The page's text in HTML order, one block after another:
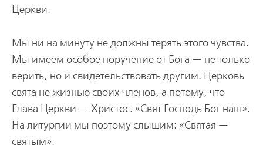
Церкви.
Мы ни на минуту не должны терять этого чувства.
Мы имеем особое поручение от Бога — не только
верить, но и свидетельствовать другим. Церковь
свята не жизнью своих членов, а потому, что
Глава Церкви — Христос. «Свят Господь Бог наш».
На литургии мы поэтому слышим: «Святая —
святым».